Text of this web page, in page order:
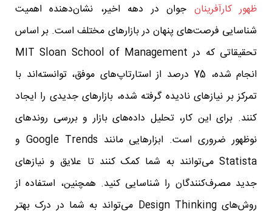
ظهور کارآفرینان جوان در دهه اخیر، نشان‌دهنده اهمیت
شناسایی فرصت‌های پنهان در بازارهای مختلف است. بر اساس
تحقیقاتی که در MIT Sloan School of Management
انجام شده، 75 درصد از استارتاپ‌های موفق، توانسته‌اند با
تمرکز بر نیازهای نادیده گرفته شده، بازارهای جدیدی را ایجاد
کنند. برای این کار، تحلیل داده‌های بازار و بررسی روندهای
نوظهور ضروری است. ابزارهایی مانند Google Trends و
Statista می‌توانند به شما کمک کنند تا علایق و نیازهای
جدید مصرف‌کنندگان را شناسایی کنید. همچنین، استفاده از
روش‌های Design Thinking می‌تواند به شما در درک بهتر